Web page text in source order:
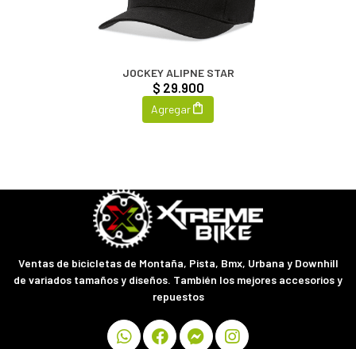
JOCKEY ALIPNE STAR
$ 29.900
Agregar
Ventas de bicicletas de Montaña, Pista, Bmx, Urbana y Downhill
de variados tamaños y diseños. También los mejores accesorios y
repuestos